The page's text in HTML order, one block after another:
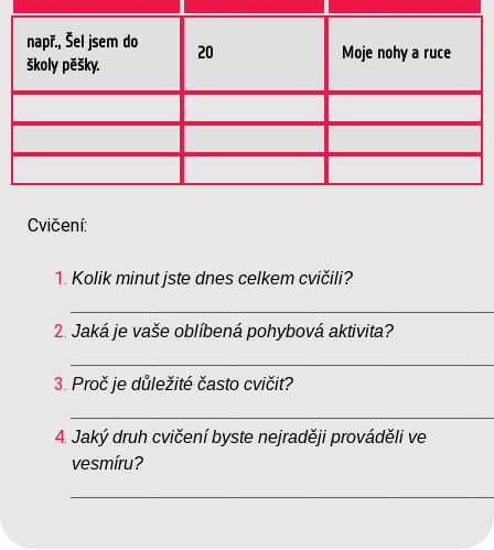
např., Šel jsem do
školy pěšky.
20 Moje nohy a ruce
Cvičení:
Kolik minut jste dnes celkem cvičili?
Jaká je vaše oblíbená pohybová aktivita?
Proč je důležité často cvičit?
Jaký druh cvičení byste nejraději prováděli ve
vesmíru?